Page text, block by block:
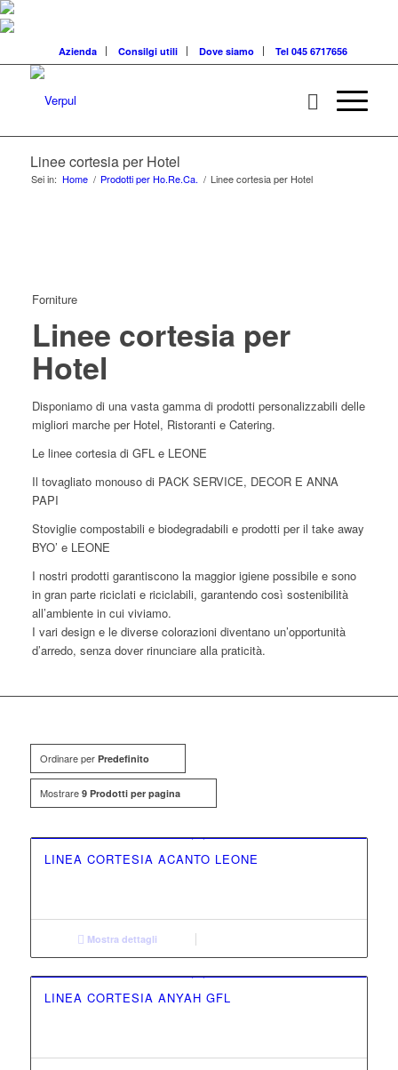
Azienda Consilgi utili Dove siamo Tel 045 6717656
Linee cortesia per Hotel
Sei in: Home / Prodotti per Ho.Re.Ca. / Linee cortesia per Hotel
Forniture
Linee cortesia per
Hotel
Disponiamo di una vasta gamma di prodotti personalizzabili delle
migliori marche per Hotel, Ristoranti e Catering.
Le linee cortesia di GFL e LEONE
Il tovagliato monouso di PACK SERVICE, DECOR E ANNA
PAPI
Stoviglie compostabili e biodegradabili e prodotti per il take away
BYO’ e LEONE
I nostri prodotti garantiscono la maggior igiene possibile e sono
in gran parte riciclati e riciclabili, garantendo così sostenibilità
all’ambiente in cui viviamo.
I vari design e le diverse colorazioni diventano un’opportunità
d’arredo, senza dover rinunciare alla praticità.
Ordinare per Predefinito
Mostrare 9 Prodotti per pagina
LINEA CORTESIA ACANTO LEONE
Mostra dettagli
LINEA CORTESIA ANYAH GFL